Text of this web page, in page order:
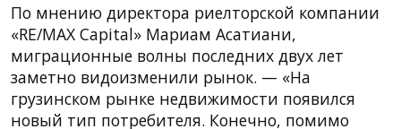
По мнению директора риелторской компании
«RE/MAX Capital» Мариам Асатиани,
миграционные волны последних двух лет
заметно видоизменили рынок. — «На
грузинском рынке недвижимости появился
новый тип потребителя. Конечно, помимо